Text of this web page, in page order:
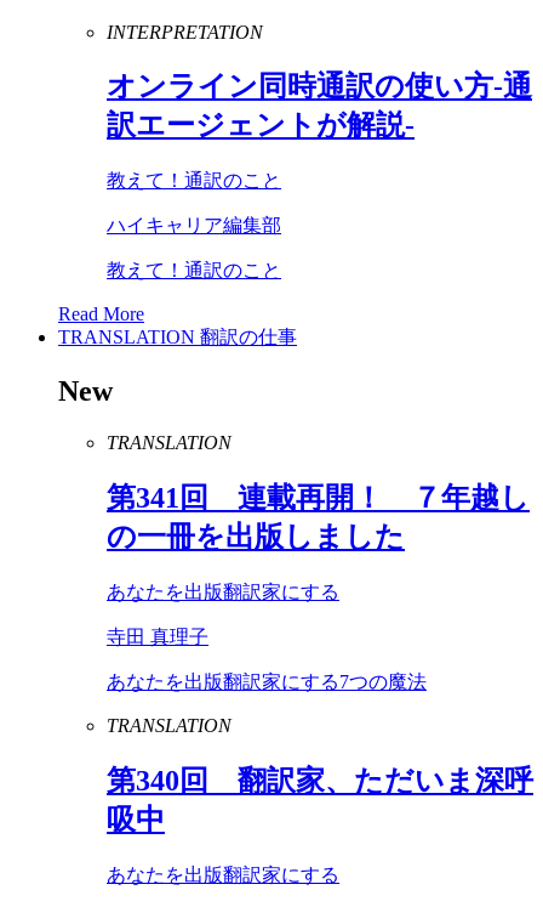
INTERPRETATION
オンライン同時通訳の使い方-通
訳エージェントが解説-
教えて！通訳のこと
ハイキャリア編集部
教えて！通訳のこと
Read More
TRANSLATION 翻訳の仕事
New
TRANSLATION
第341 回 連載再開！ ７年越し
の一冊を出版しました
あなたを出版翻訳家にする
寺田 真理子
あなたを出版翻訳家にする7つの魔法
TRANSLATION
第340回 翻訳家、ただいま深呼
吸中
あなたを出版翻訳家にする